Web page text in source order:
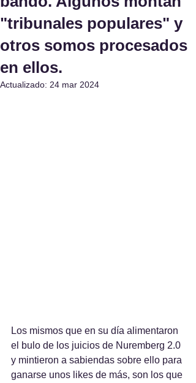
"tribunales populares" y
otros somos procesados
en ellos.
Actualizado: 24 mar 2024
Los mismos que en su día alimentaron
el bulo de los juicios de Nuremberg 2.0
y mintieron a sabiendas sobre ello para
ganarse unos likes de más, son los que